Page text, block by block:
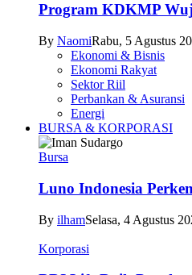
Program KDKMP
By NaomiRabu, 5 Agustus
Ekonomi & Bisnis
Ekonomi Rakyat
Sektor Riil
Perbankan & Asuransi
Energi
BURSA & KORPORASI
Bursa
Luno Indonesia
By ilhamSelasa, 4 Agustus
Korporasi